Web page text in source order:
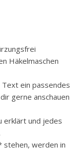
Häkelmaschen
Text ein passendes
gerne anschauen
erklärt und jedes
stehen, werden in